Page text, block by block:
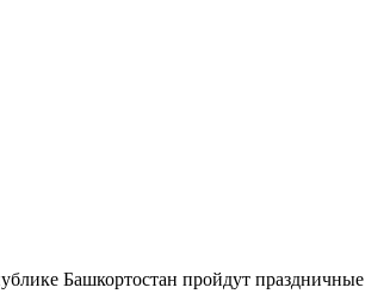
Башкортостан пройдут праздничные